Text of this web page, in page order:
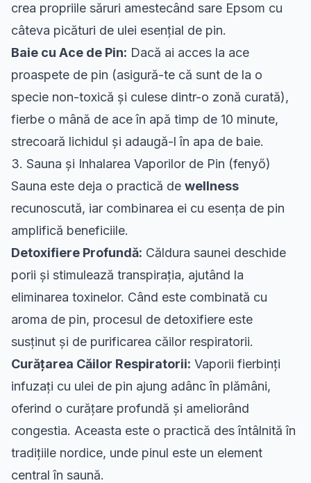
crea propriile săruri amestecând sare Epsom cu
câteva picături de ulei esențial de pin.
Baie cu Ace de Pin: Dacă ai acces la ace
proaspete de pin (asigură-te că sunt de la o
specie non-toxică și culese dintr-o zonă curată),
fierbe o mână de ace în apă timp de 10 minute,
strecoară lichidul și adaugă-l în apa de baie.
3. Sauna și Inhalarea Vaporilor de Pin (fenyő)
Sauna este deja o practică de wellness
recunoscută, iar combinarea ei cu esența de pin
amplifică beneficiile.
Detoxifiere Profundă: Căldura saunei deschide
porii și stimulează transpirația, ajutând la
eliminarea toxinelor. Când este combinată cu
aroma de pin, procesul de detoxifiere este
susținut și de purificarea căilor respiratorii.
Curățarea Căilor Respiratorii: Vaporii fierbinți
infuzați cu ulei de pin ajung adânc în plămâni,
oferind o curățare profundă și ameliorând
congestia. Aceasta este o practică des întâlnită în
tradițiile nordice, unde pinul este un element
central în saună.